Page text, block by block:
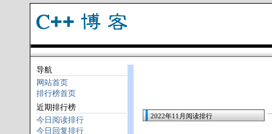
导航
网站首页
排行榜首页
近期排行榜
今日阅读排行
今日回复排行
2022年11月阅读排行